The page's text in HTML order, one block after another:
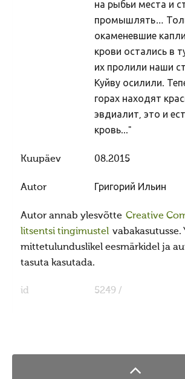
Teema: maausk
Hiite kuvavõistlus 2019
Hiite kuvavõistlus 2019
Saada oma kuva võistlusele
Vanemad kuvavõistlused
Hiite kuvavõistlus 2018
Hiite kuvavõistlus 2017 lisa
Hiite kuvavõistlus 2016 lisa
Hiite kuvavõistlus 2014 võitjad
на рыбьи места и
промышлять…
окаменевшие
крови остались в
их пролили наши
Куйву осилили.
горах находят
эвдиалит, это и
кровь..."
Kuupäev 08.2015
Autor Григорий Ильин
Autor annab ylesvõtte Creative
litsentsi tingimustel
mittetulunduslikel eesmärkidel ja
tasuta kasutada.
id 5249 /